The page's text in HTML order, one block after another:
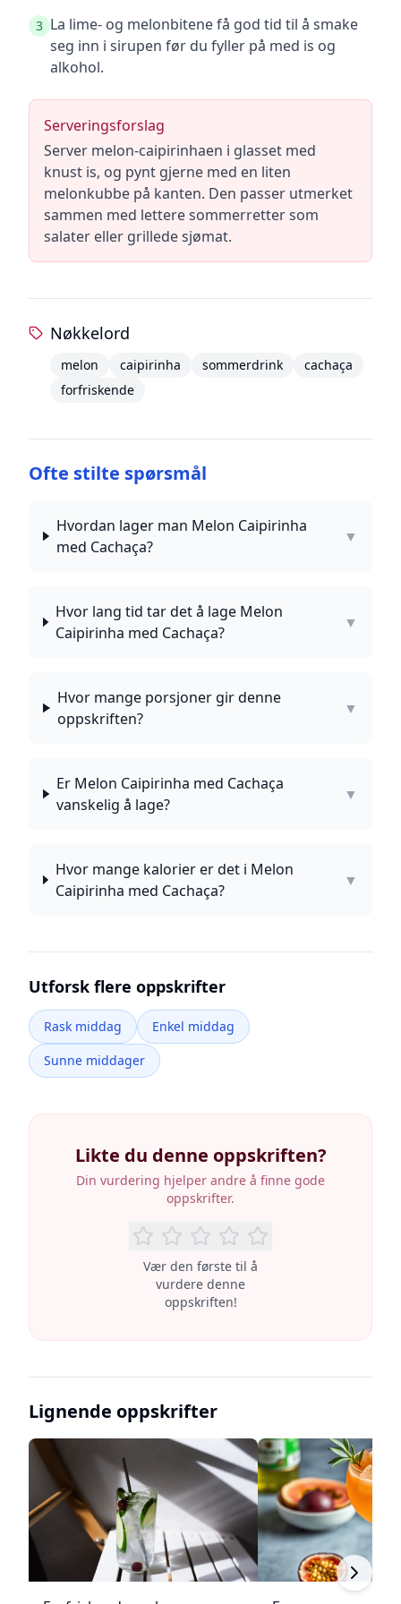
3 La lime- og melonbitene få god tid til å smake
seg inn i sirupen før du fyller på med is og
alkohol.
Serveringsforslag
Server melon-caipirinhaen i glasset med
knust is, og pynt gjerne med en liten
melonkubbe på kanten. Den passer utmerket
sammen med lettere sommerretter som
salater eller grillede sjømat.
Nøkkelord
melon caipirinha sommerdrink
cachaça
forfriskende
Ofte stilte spørsmål
Hvordan lager man Melon Caipirinha
med Cachaça?
▼
Hvor lang tid tar det å lage Melon
Caipirinha med Cachaça?
▼
Hvor mange porsjoner gir denne
oppskriften?
▼
Er Melon Caipirinha med Cachaça
vanskelig å lage?
▼
Hvor mange kalorier er det i Melon
Caipirinha med Cachaça?
▼
Utforsk flere oppskrifter
Rask middag
Enkel middag
Sunne middager
Likte du denne oppskriften?
Din vurdering hjelper andre å finne gode
oppskrifter.
Vær den første til å
vurdere denne
oppskriften!
Lignende oppskrifter